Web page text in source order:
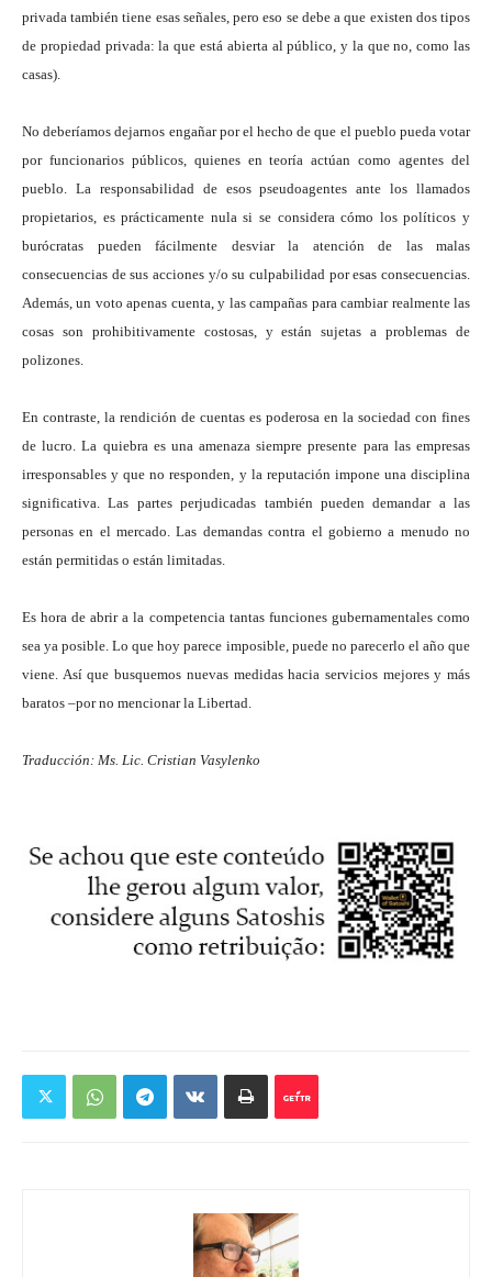
privada también tiene esas señales, pero eso se debe a que existen dos tipos
de propiedad privada: la que está abierta al público, y la que no, como las
casas).
No deberíamos dejarnos engañar por el hecho de que el pueblo pueda votar
por funcionarios públicos, quienes en teoría actúan como agentes del
pueblo. La responsabilidad de esos pseudoagentes ante los llamados
propietarios, es prácticamente nula si se considera cómo los políticos y
burócratas pueden fácilmente desviar la atención de las malas
consecuencias de sus acciones y/o su culpabilidad por esas consecuencias.
Además, un voto apenas cuenta, y las campañas para cambiar realmente las
cosas son prohibitivamente costosas, y están sujetas a problemas de
polizones.
En contraste, la rendición de cuentas es poderosa en la sociedad con fines
de lucro. La quiebra es una amenaza siempre presente para las empresas
irresponsables y que no responden, y la reputación impone una disciplina
significativa. Las partes perjudicadas también pueden demandar a las
personas en el mercado. Las demandas contra el gobierno a menudo no
están permitidas o están limitadas.
Es hora de abrir a la competencia tantas funciones gubernamentales como
sea ya posible. Lo que hoy parece imposible, puede no parecerlo el año que
viene. Así que busquemos nuevas medidas hacia servicios mejores y más
baratos –por no mencionar la Libertad.
Traducción: Ms. Lic. Cristian Vasylenko